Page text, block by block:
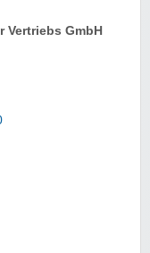
GmbH